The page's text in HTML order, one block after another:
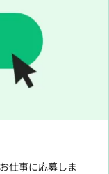
仕事に応募しま